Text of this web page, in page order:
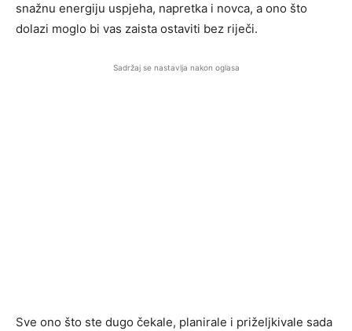
snažnu energiju uspjeha, napretka i novca, a ono što
dolazi moglo bi vas zaista ostaviti bez riječi.
Sadržaj se nastavlja nakon oglasa
Sve ono što ste dugo čekale, planirale i priželjkivale sada